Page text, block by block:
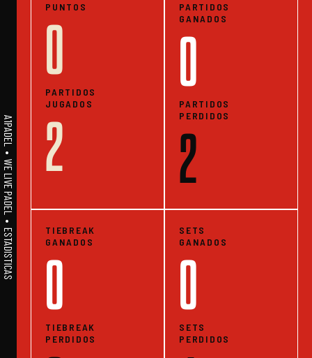
A1PADEL • WE LIVE PADEL • ESTADISTICAS
PUNTOS
0
PARTIDOS
JUGADOS
2
PARTIDOS
GANADOS
0
PARTIDOS
PERDIDOS
2
TIEBREAK
GANADOS
0
TIEBREAK
PERDIDOS
SETS
GANADOS
0
SETS
PERDIDOS